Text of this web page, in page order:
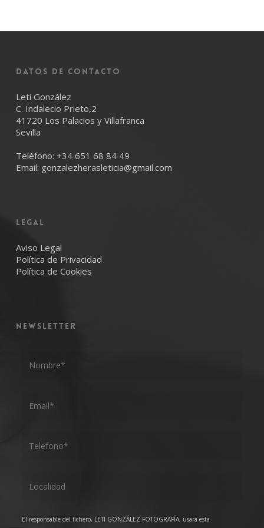
Datos de Contacto
Leti González
C. Indalecio Prieto,2
41720 Los Palacios y Villafranca
Sevilla
Teléfono: +34 651 68 84 49
Email: gonzalezherasleticia@gmail.com
LEGAL
Aviso Legal
Política de Privacidad
Política de Cookies
NEWSLETTER
El responsable del fichero, LETI GONZÁLEZ FOTOGRAFÍA, usará esta